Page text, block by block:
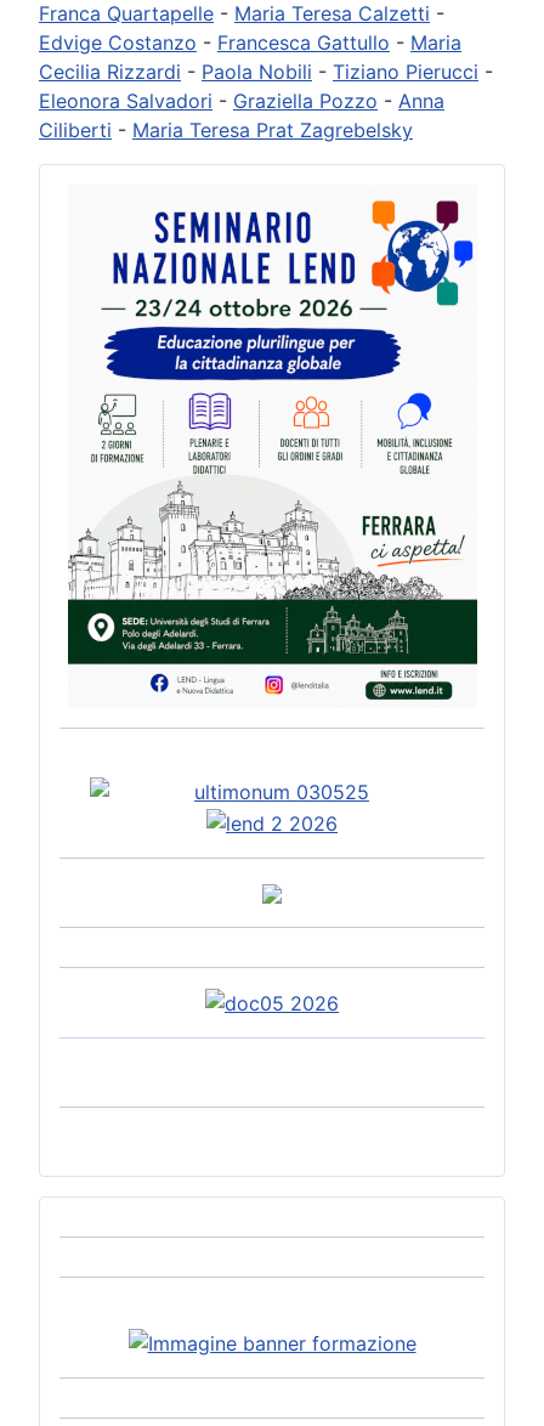
Franca Quartapelle - Maria Teresa Calzetti -
Edvige Costanzo - Francesca Gattullo - Maria
Cecilia Rizzardi - Paola Nobili - Tiziano Pierucci -
Eleonora Salvadori - Graziella Pozzo - Anna
Ciliberti - Maria Teresa Prat Zagrebelsky